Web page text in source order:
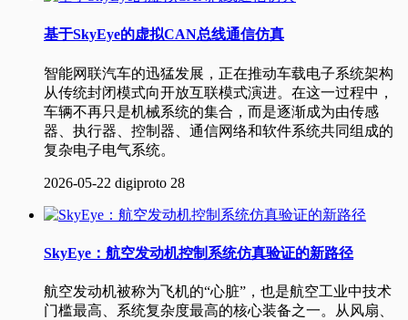
基于SkyEye的虚拟CAN总线通信仿真
智能网联汽车的迅猛发展，正在推动车载电子系统架构
从传统封闭模式向开放互联模式演进。在这一过程中，
车辆不再只是机械系统的集合，而是逐渐成为由传感
器、执行器、控制器、通信网络和软件系统共同组成的
复杂电子电气系统。
2026-05-22 digiproto 28
SkyEye：航空发动机控制系统仿真验证的新路径
航空发动机被称为飞机的“心脏”，也是航空工业中技术
门槛最高、系统复杂度最高的核心装备之一。从风扇、